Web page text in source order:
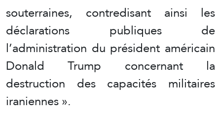
souterraines, contredisant ainsi les
déclarations publiques de
l’administration du président américain
Donald Trump concernant la
destruction des capacités militaires
iraniennes ».